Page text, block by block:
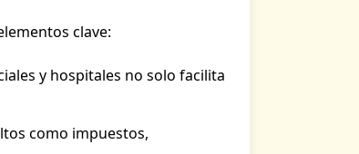
clave:
y hospitales no solo facilita
como impuestos,